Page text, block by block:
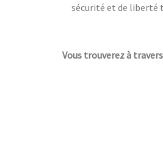
sécurité et de liberté
Vous trouverez à